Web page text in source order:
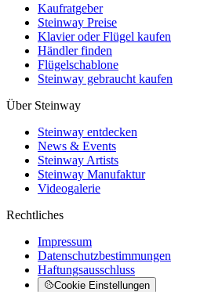
Kaufratgeber
Steinway Preise
Klavier oder Flügel kaufen
Händler finden
Flügelschablone
Steinway gebraucht kaufen
Über Steinway
Steinway entdecken
News & Events
Steinway Artists
Steinway Manufaktur
Videogalerie
Rechtliches
Impressum
Datenschutzbestimmungen
Haftungsausschluss
Cookie Einstellungen